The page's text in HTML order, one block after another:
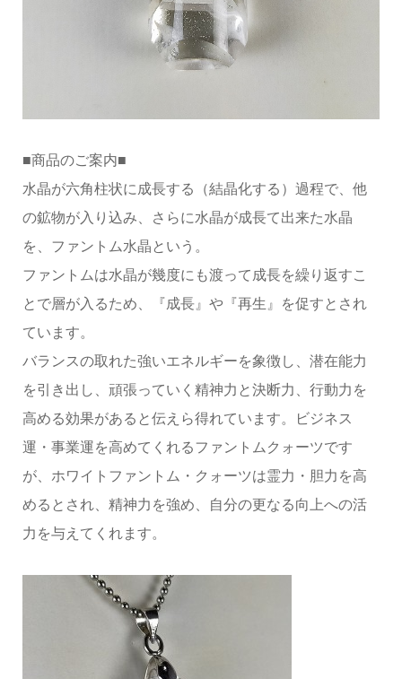
■商品のご案内■
水晶が六角柱状に成長する（結晶化する）過程で、他
の鉱物が入り込み、さらに水晶が成長て出来た水晶
を、ファントム水晶という。
ファントムは水晶が幾度にも渡って成長を繰り返すこ
とで層が入るため、『成長』や『再生』を促すとされ
ています。
バランスの取れた強いエネルギーを象徴し、潜在能力
を引き出し、頑張っていく精神力と決断力、行動力を
高める効果があると伝えら得れています。ビジネス
運・事業運を高めてくれるファントムクォーツです
が、ホワイトファントム・クォーツは霊力・胆力を高
めるとされ、精神力を強め、自分の更なる向上への活
力を与えてくれます。